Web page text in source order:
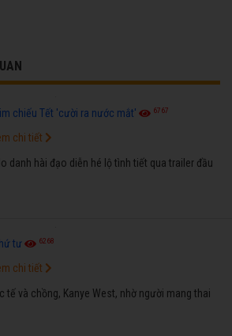
chiếu Tết 'cười ra nước mắt' 6767
danh hài đạo diễn hé lộ tình tiết qua trailer đầu
chi tiết
tư 6268
tế và chồng, Kanye West, nhờ người mang thai
chi tiết